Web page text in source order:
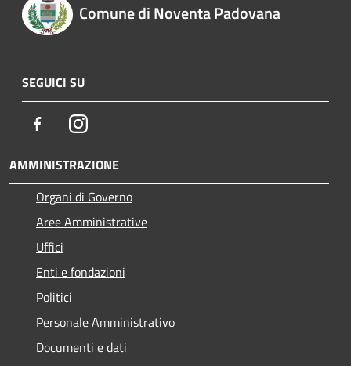
Comune di Noventa Padovana
SEGUICI SU
FacebookInstagram
AMMINISTRAZIONE
Organi di Governo
Aree Amministrative
Uffici
Enti e fondazioni
Politici
Personale Amministrativo
Documenti e dati